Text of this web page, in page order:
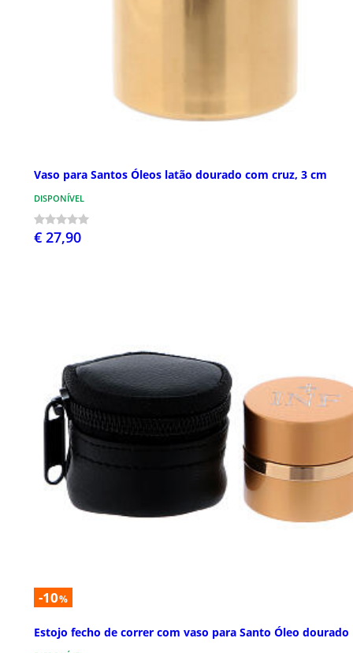
Vaso para Santos Óleos latão dourado com cruz, 3 cm
DISPONÍVEL
€ 27,90
-10%
Estojo fecho de correr com vaso para Santo Óleo dourado